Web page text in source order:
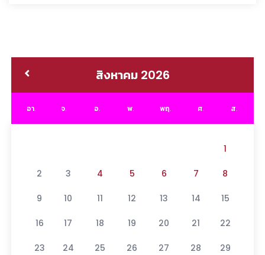
สิงหาคม 2026
อา. จ. อ. พ. พฤ. ศ. ส.
1
2 3 4 5 6 7 8
9 10 11 12 13 14 15
16 17 18 19 20 21 22
23 24 25 26 27 28 29